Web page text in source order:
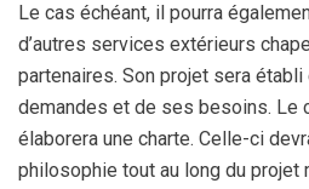
Le cas échéant, il pourra
d’autres services extérieurs
partenaires. Son projet sera
demandes et de ses besoins. Le
élaborera une charte. Celle-ci
philosophie tout au long du projet